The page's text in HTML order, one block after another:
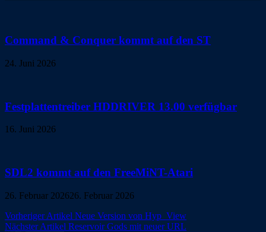
Command & Conquer kommt auf den ST
24. Juni 2026
Festplattentreiber HDDRIVER 13.00 verfügbar
16. Juni 2026
SDL2 kommt auf den FreeMiNT-Atari
26. Februar 202626. Februar 2026
Beitragsnavigation
Vorheriger Artikel Neue Version von Hyp_View
Nächster Artikel Reservoir Gods mit neuer URL